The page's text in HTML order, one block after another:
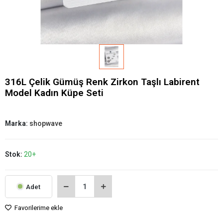
316L Çelik Gümüş Renk Zirkon Taşlı Labirent
Model Kadın Küpe Seti
Marka: shopwave
Stok: 20+
Adet
Favorilerime ekle